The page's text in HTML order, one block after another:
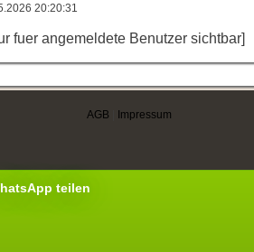
20:20:31
fuer angemeldete Benutzer sichtbar]
AGB Impressum
teilen